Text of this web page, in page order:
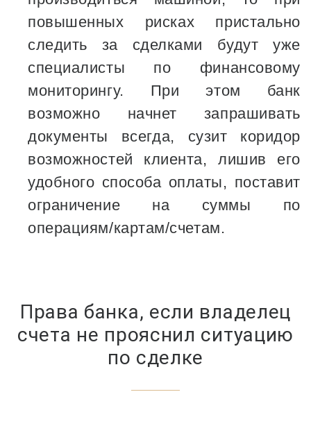
повышенных рисках пристально
следить за сделками будут уже
специалисты по финансовому
мониторингу. При этом банк
возможно начнет запрашивать
документы всегда, сузит коридор
возможностей клиента, лишив его
удобного способа оплаты, поставит
ограничение на суммы по
операциям/картам/счетам.
Права банка, если владелец
счета не прояснил ситуацию
по сделке